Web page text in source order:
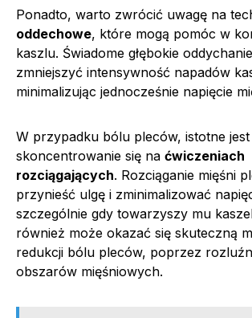
Ponadto, warto zwrócić uwagę na
oddechowe, które mogą pomóc w
kaszlu. Świadome głębokie
zmniejszyć intensywność napadów
minimalizując jednocześnie napięcie
W przypadku bólu pleców, istotne jest
skoncentrowanie się na ćwiczeniach
rozciągających. Rozciąganie mięśni
przynieść ulgę i zminimalizować
szczególnie gdy towarzyszy mu
również może okazać się skuteczną
redukcji bólu pleców, poprzez
obszarów mięśniowych.